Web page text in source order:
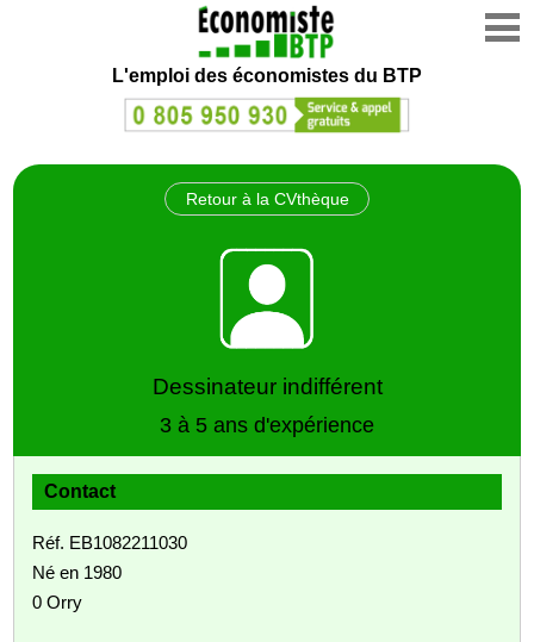
L'emploi des économistes du BTP
Retour à la CVthèque
Dessinateur indifférent
3 à 5 ans d'expérience
Contact
Réf. EB1082211030
Né en 1980
0 Orry